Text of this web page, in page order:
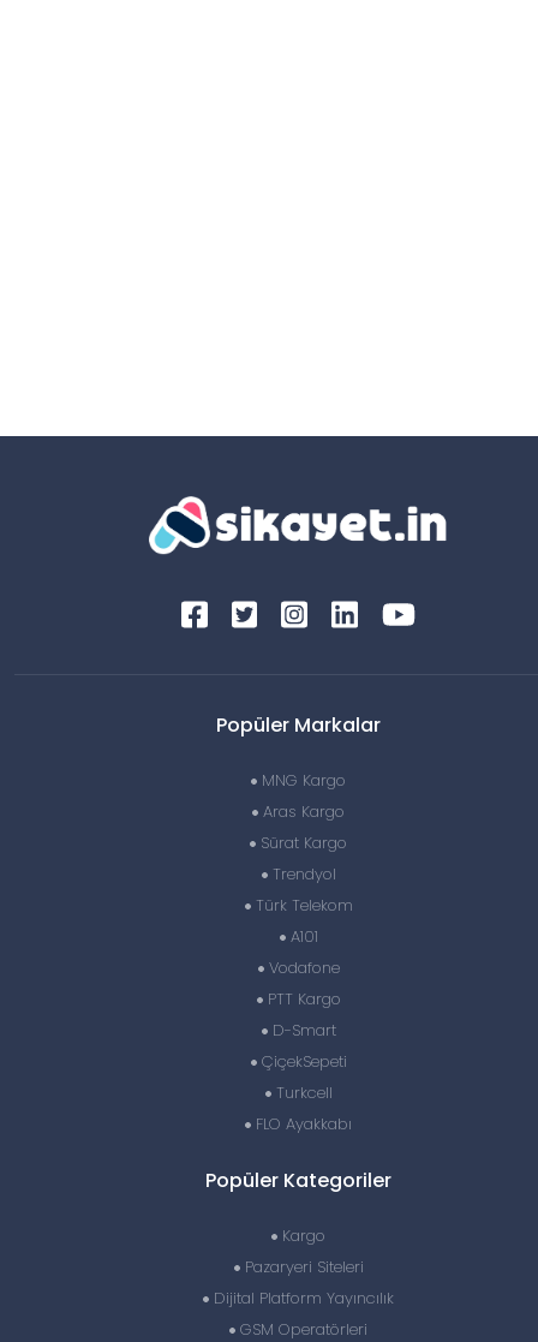
Popüler Markalar
MNG Kargo
Aras Kargo
Sürat Kargo
Trendyol
Türk Telekom
A101
Vodafone
PTT Kargo
D-Smart
ÇiçekSepeti
Turkcell
FLO Ayakkabı
Popüler Kategoriler
Kargo
Pazaryeri Siteleri
Dijital Platform Yayıncılık
GSM Operatörleri